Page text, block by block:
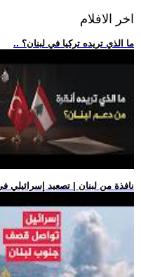
اخر الافلام
.. ما الذي تريده تركيا في لبنان؟
.. نافذة من لبنان | تصعيد